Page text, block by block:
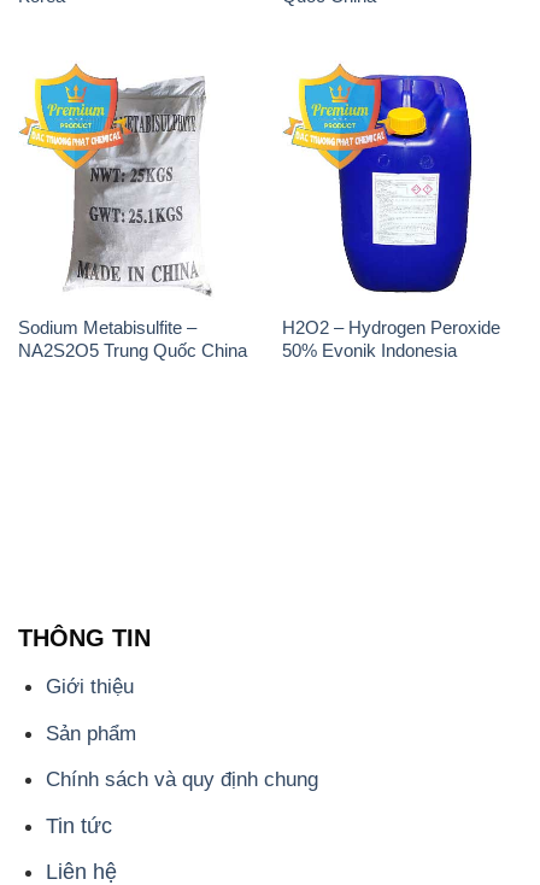
Sodium Metabisulfite –
NA2S2O5 Trung Quốc China
H2O2 – Hydrogen Peroxide
50% Evonik Indonesia
THÔNG TIN
Giới thiệu
Sản phẩm
Chính sách và quy định chung
Tin tức
Liên hệ